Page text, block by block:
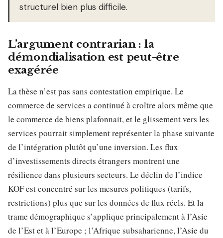
structurel bien plus difficile.
L’argument contrarian : la
démondialisation est peut-être
exagérée
La thèse n’est pas sans contestation empirique. Le
commerce de services a continué à croître alors même que
le commerce de biens plafonnait, et le glissement vers les
services pourrait simplement représenter la phase suivante
de l’intégration plutôt qu’une inversion. Les flux
d’investissements directs étrangers montrent une
résilience dans plusieurs secteurs. Le déclin de l’indice
KOF est concentré sur les mesures politiques (tarifs,
restrictions) plus que sur les données de flux réels. Et la
trame démographique s’applique principalement à l’Asie
de l’Est et à l’Europe ; l’Afrique subsaharienne, l’Asie du